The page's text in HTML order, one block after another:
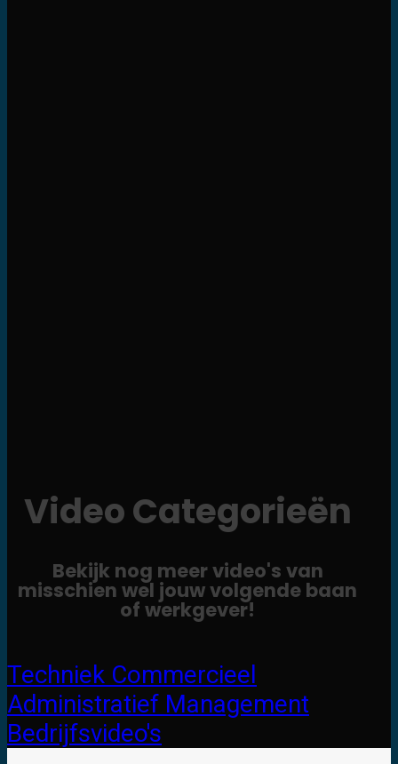
Video Categorieën
Bekijk nog meer video's van
misschien wel jouw volgende baan
of werkgever!
Techniek Commercieel
Administratief Management
Bedrijfsvideo's